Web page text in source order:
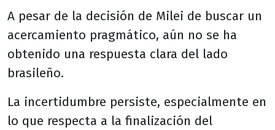
A pesar de la decisión de Milei de buscar un
acercamiento pragmático, aún no se ha
obtenido una respuesta clara del lado
brasileño.
La incertidumbre persiste, especialmente en
lo que respecta a la finalización del